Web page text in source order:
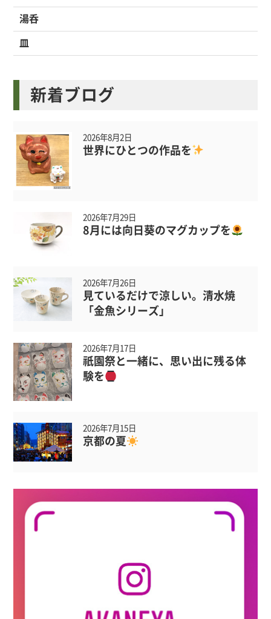
湯呑
皿
新着ブログ
2026年8月2日
世界にひとつの作品を
2026年7月29日
8月には向日葵のマグカップを
2026年7月26日
見ているだけで涼しい。清水焼
「金魚シリーズ」
2026年7月17日
祇園祭と一緒に、思い出に残る体
験を
2026年7月15日
京都の夏